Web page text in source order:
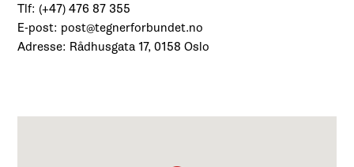
Tlf: (+47) 476 87 355
E-post: post@tegnerforbundet.no
Adresse: Rådhusgata 17, 0158 Oslo